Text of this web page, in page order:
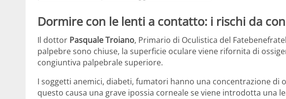
Dormire con le lenti a contatto: i rischi da
Il dottor Pasquale Troiano, Primario di Oculistica del
palpebre sono chiuse, la superficie oculare viene rifornita di
congiuntiva palpebrale superiore.
I soggetti anemici, diabeti, fumatori hanno una concentrazione di
questo causa una grave ipossia corneale se viene introdotta una